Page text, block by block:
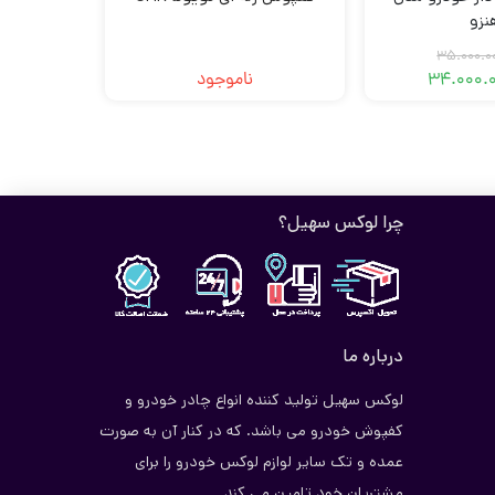
ناموجود
چرا لوکس سهیل؟
درباره ما
لوکس سهیل تولید کننده انواع چادر خودرو و
کفپوش خودرو می باشد. که در کنار آن به صورت
عمده و تک سایر لوازم لوکس خودرو را برای